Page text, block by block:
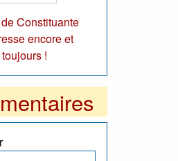
de Constituante
encore et
toujours !